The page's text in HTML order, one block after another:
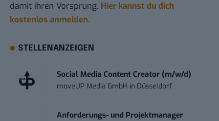
damit ihren Vorsprung. Hier kannst du dich
kostenlos anmelden.
STELLENANZEIGEN
Social Media Content Creator (m/w/d)
moveUP Media GmbH in Düsseldorf
Anforderungs- und Projektmanager